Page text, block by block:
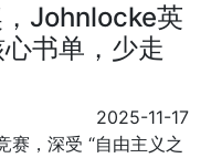
Johnlocke英
书单，少走
2025-11-17
，深受 “自由主义之